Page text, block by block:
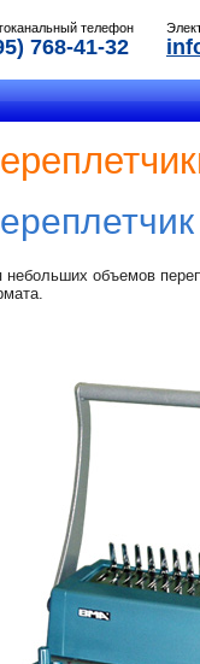
телефон
768-41-32
небольших объемов